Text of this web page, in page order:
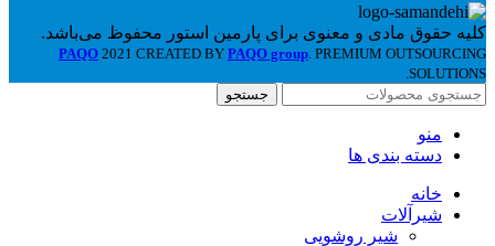
کلیه حقوق مادی و معنوی برای پارمین استور محفوظ می‌باشد.
PAQO 2021 CREATED BY PAQO group. PREMIUM OUTSOURCING
SOLUTIONS.
جستجو
منو
دسته بندی ها
خانه
شیرآلات
شیر روشویی